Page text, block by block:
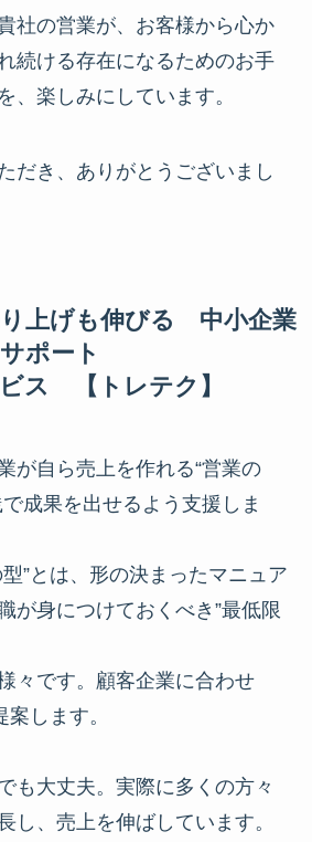
社の営業が、お客様から心か
続ける存在になるためのお手
、楽しみにしています。
だき、ありがとうございまし
上げも伸びる 中小企業
ポート
ス 【トレテク】
が自ら売上を作れる“営業の
成果を出せるよう支援しま
”とは、形の決まったマニュア
が身につけておくべき”最低限
々です。顧客企業に合わせ
案します。
も大丈夫。実際に多くの方々
し、売上を伸ばしています。